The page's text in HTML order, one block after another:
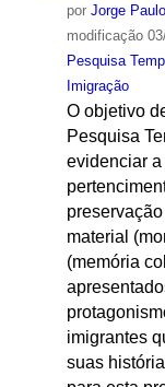
por Jorge
modificação
Pesquisa
Imigração
O objetivo
Pesquisa
evidenciar
material
(memória
imigrantes
suas